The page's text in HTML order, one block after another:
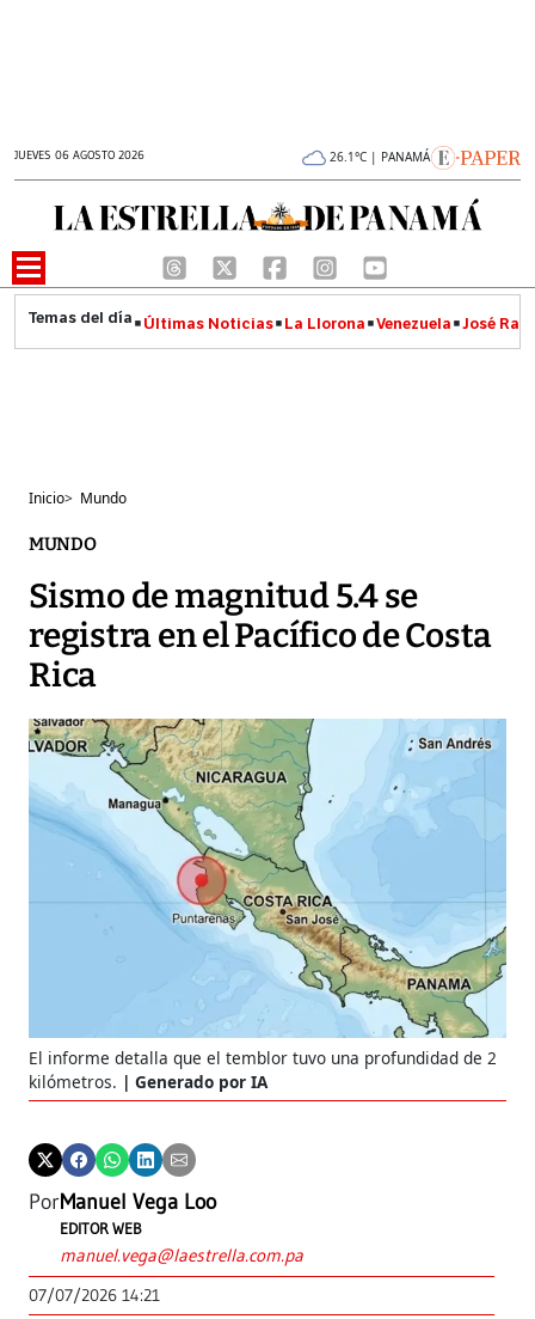
JUEVES 06 AGOSTO 2026 26.1°C | PANAMÁ
Últimas Noticias La Llorona Venezuela José
Inicio> Mundo
MUNDO
Sismo de magnitud 5.4 se
registra en el Pacífico de Costa
Rica
El informe detalla que el temblor tuvo una profundidad de 2
kilómetros.
Generado por IA
PorManuel Vega Loo
EDITOR WEB
manuel.vega@laestrella.com.pa
07/07/2026 14:21